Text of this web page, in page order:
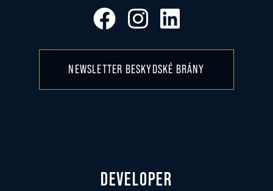
NEWSLETTER BESKYDSKÉ BRÁNY
DEVELOPER